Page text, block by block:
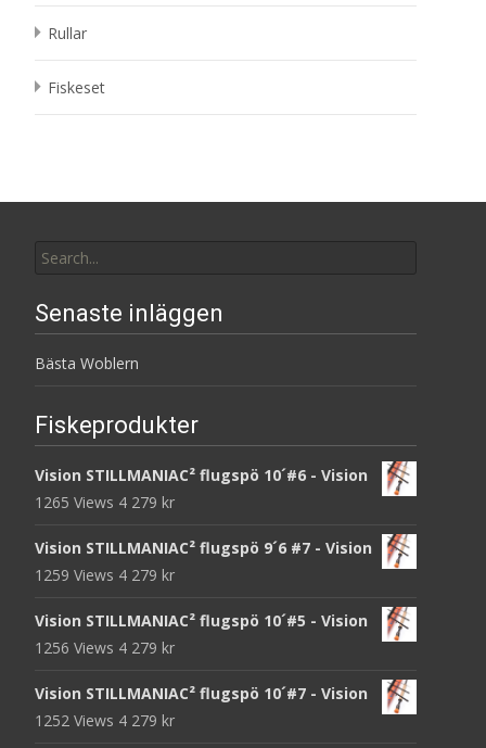
Rullar
Fiskeset
for:
Senaste inläggen
Bästa Woblern
Fiskeprodukter
Vision STILLMANIAC² flugspö 10´#6 - Vision
1265 Views 4 279 kr
Vision STILLMANIAC² flugspö 9´6 #7 - Vision
1259 Views 4 279 kr
Vision STILLMANIAC² flugspö 10´#5 - Vision
1256 Views 4 279 kr
Vision STILLMANIAC² flugspö 10´#7 - Vision
1252 Views 4 279 kr